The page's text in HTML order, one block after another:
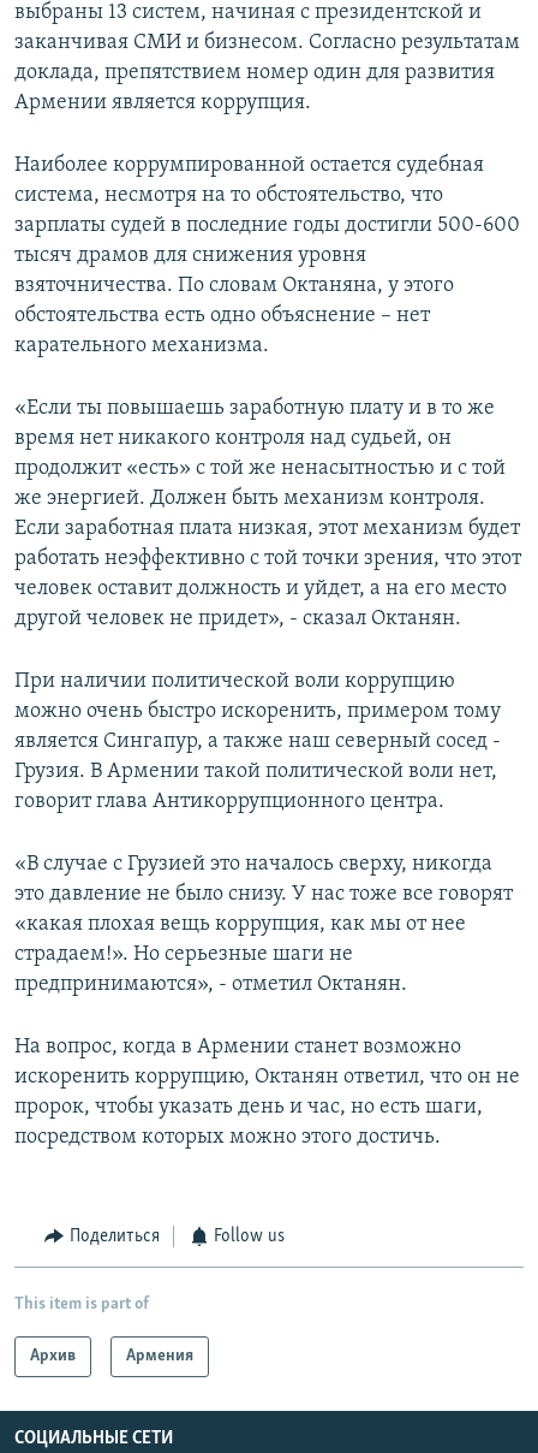
выбраны 13 систем, начиная с президентской и
заканчивая СМИ и бизнесом. Согласно результатам
доклада, препятствием номер один для развития
Армении является коррупция.
Наиболее коррумпированной остается судебная
система, несмотря на то обстоятельство, что
зарплаты судей в последние годы достигли 500-600
тысяч драмов для снижения уровня
взяточничества. По словам Октаняна, у этого
обстоятельства есть одно объяснение – нет
карательного механизма.
«Если ты повышаешь заработную плату и в то же
время нет никакого контроля над судьей, он
продолжит «есть» с той же ненасытностью и с той
же энергией. Должен быть механизм контроля.
Если заработная плата низкая, этот механизм будет
работать неэффективно с той точки зрения, что этот
человек оставит должность и уйдет, а на его место
другой человек не придет», - сказал Октанян.
При наличии политической воли коррупцию
можно очень быстро искоренить, примером тому
является Сингапур, а также наш северный сосед -
Грузия. В Армении такой политической воли нет,
говорит глава Антикоррупционного центра.
«В случае с Грузией это началось сверху, никогда
это давление не было снизу. У нас тоже все говорят
«какая плохая вещь коррупция, как мы от нее
страдаем!». Но серьезные шаги не
предпринимаются», - отметил Октанян.
На вопрос, когда в Армении станет возможно
искоренить коррупцию, Октанян ответил, что он не
пророк, чтобы указать день и час, но есть шаги,
посредством которых можно этого достичь.
Поделиться Follow us
This item is part of
Архив Армения
СОЦИАЛЬНЫЕ СЕТИ